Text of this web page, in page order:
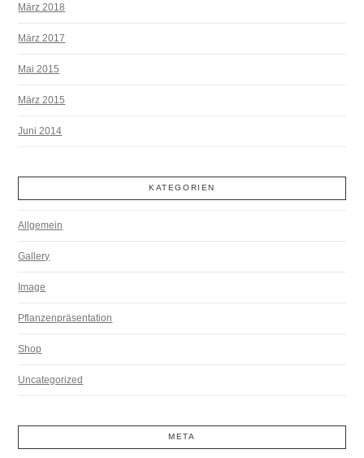
März 2018
März 2017
Mai 2015
März 2015
Juni 2014
KATEGORIEN
Allgemein
Gallery
Image
Pflanzenpräsentation
Shop
Uncategorized
META